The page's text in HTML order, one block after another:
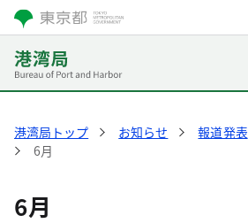
港湾局トップ お知らせ 報道発表
6月
6月